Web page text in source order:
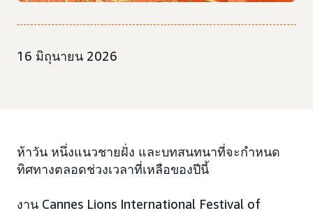
16 มิถุนายน 2026
ห้าวัน หนึ่งแนวชายฝั่ง และบทสนทนาที่จะกำหนด
ทิศทางตลอดช่วงเวลาที่เหลือของปีนี้
งาน Cannes Lions International Festival of